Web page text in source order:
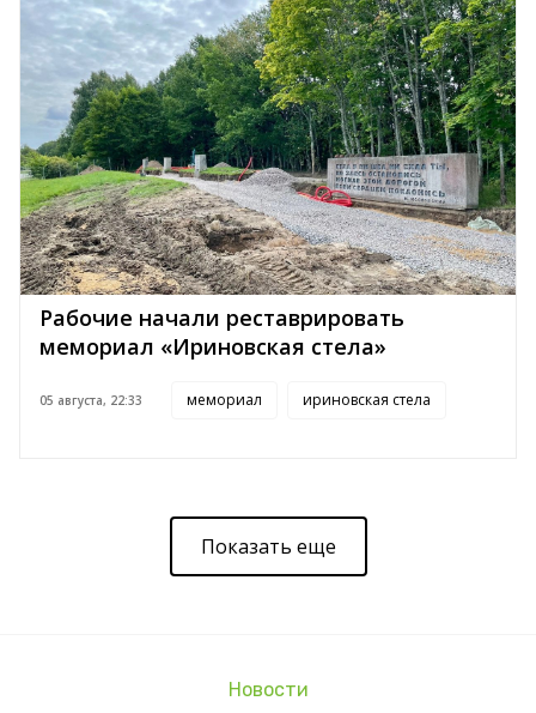
Рабочие начали реставрировать
мемориал «Ириновская стела»
05 августа, 22:33 мемориал ириновская стела
Показать еще
Новости